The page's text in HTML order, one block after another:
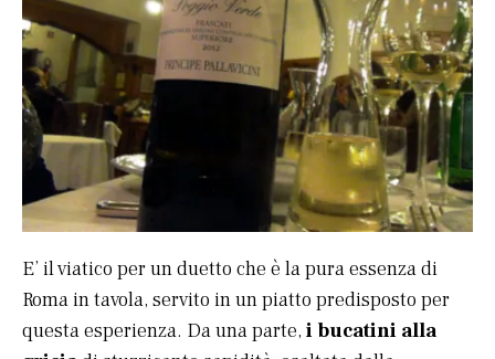
E’ il viatico per un duetto che è la pura essenza di
Roma in tavola, servito in un piatto predisposto per
questa esperienza. Da una parte, i bucatini alla